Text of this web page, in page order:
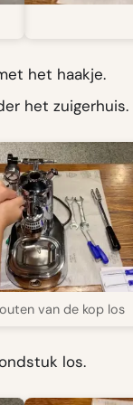
het haakje.
het zuigerhuis.
van de kop los
los.